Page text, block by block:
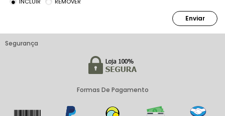
INCLUIR REMOVER
Enviar
Segurança
Formas De Pagamento